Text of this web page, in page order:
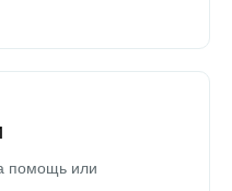
помощь или